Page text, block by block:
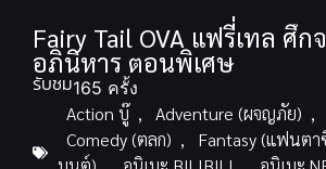
Fairy Tail OVA แฟรี่เทล ศึก
อภินิหาร ตอนพิเศษ
รับชม165 ครั้ง
Action บู๊ , Adventure (ผจญภัย) ,
Comedy (ตลก) , Fantasy (แฟนตา